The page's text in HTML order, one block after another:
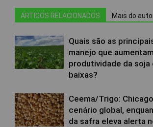
ARTIGOS RELACIONADOS Mais do
Quais são as
manejo que
produtividade da soja
baixas?
Ceema/Trigo:
cenário global,
da safra eleva alerta